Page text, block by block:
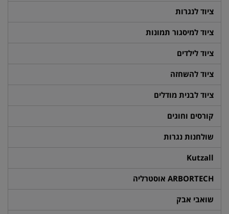
ציוד לנגרות
ציוד למיסגור תמונות
ציוד לילדים
ציוד להשחזה
ציוד לבנית מודלים
קורסים וחוגים
שולחנות נגרות
Kutzall
ARBORTECH אוסטרליה
שואבי אבק